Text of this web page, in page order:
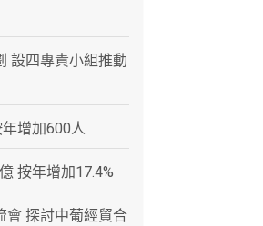
設四專責小組推動
增加600人
按年增加17.4%
會 探討中葡經貿合